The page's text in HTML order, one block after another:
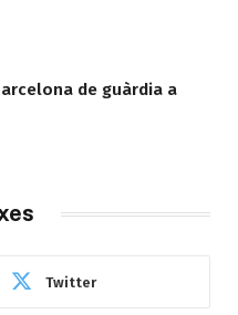
de guàrdia a
Twitter